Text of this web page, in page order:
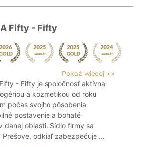
Fifty - Fifty
Pokaż więcej >>
Fifty - Fifty je spoločnosť aktívna
a kozmetikou od roku
počas svojho pôsobenia
postavenie a bohaté
danej oblasti. Sídlo firmy sa
Prešove, odkiaľ zabezpečuje ...